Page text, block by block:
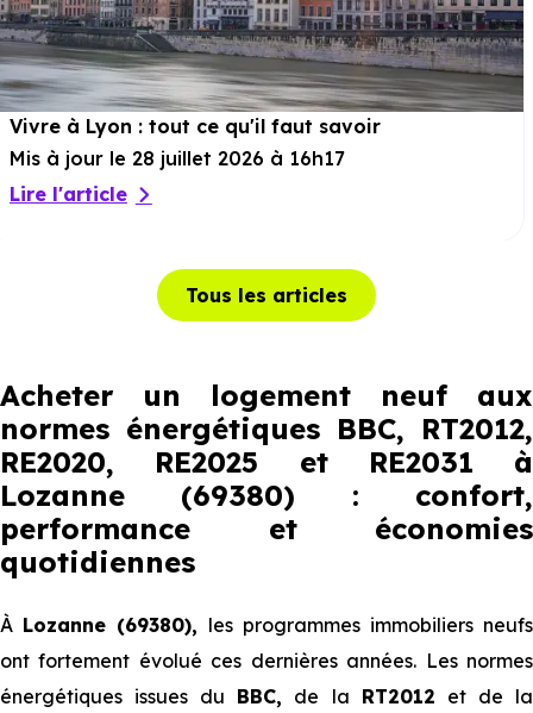
Vivre à Lyon : tout ce qu'il faut savoir
Mis à jour le 28 juillet 2026 à 16h17
Lire l'article
Tous les articles
Acheter un logement neuf aux
normes énergétiques BBC, RT2012,
RE2020, RE2025 et RE2031 à
Lozanne (69380) : confort,
performance et économies
quotidiennes
À Lozanne (69380), les programmes immobiliers neufs
ont fortement évolué ces dernières années. Les normes
énergétiques issues du BBC, de la RT2012 et de la